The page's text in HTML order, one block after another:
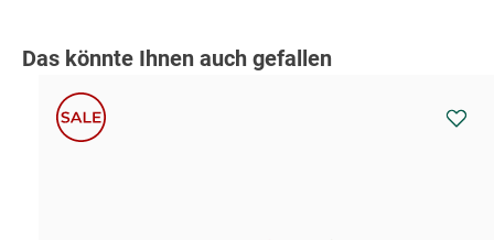
Produktgalerie überspringen
Das könnte Ihnen auch gefallen